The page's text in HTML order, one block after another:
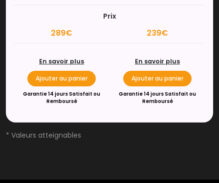
Prix
289€ 239€
En savoir plus
Ajouter au panier
Garantie 14 jours Satisfait ou
Remboursé
En savoir plus
Ajouter au panier
Garantie 14 jours Satisfait ou
Remboursé
* Valeurs atteignables